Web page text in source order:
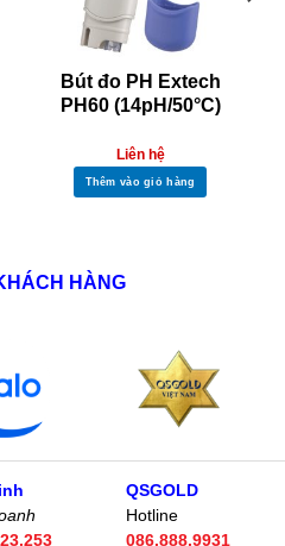
Bút đo PH Extech
PH60 (14pH/50°C)
Liên hệ
Thêm vào giỏ hàng
HÀNG
QSGOLD
Hotline
086.888.9931